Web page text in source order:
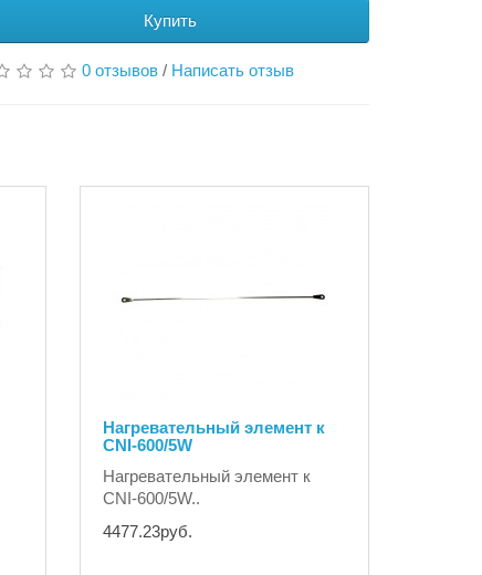
Купить
0 отзывов / Написать отзыв
Нагревательный элемент к
CNI-600/5W
Нагревательный элемент к
CNI-600/5W..
4477.23руб.